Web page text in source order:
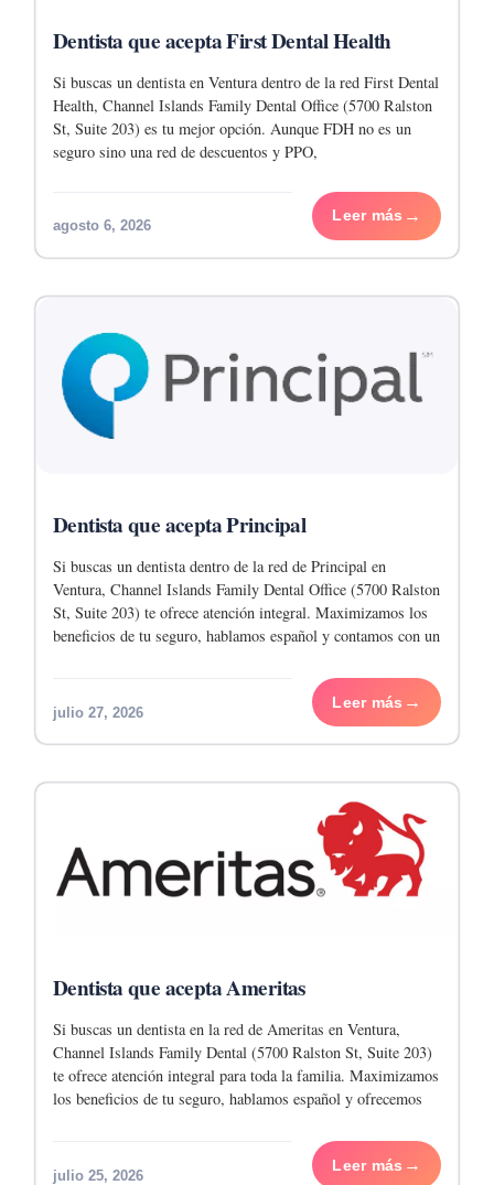
Dentista que acepta First Dental Health
agosto 6, 2026
Si buscas un dentista en Ventura dentro de la red First Dental
Health, Channel Islands Family Dental Office (5700 Ralston
St, Suite 203) es tu mejor opción. Aunque FDH no es un
seguro sino una red de descuentos y PPO,
Leer más
Dentista que acepta Principal
julio 27, 2026
Si buscas un dentista dentro de la red de Principal en
Ventura, Channel Islands Family Dental Office (5700 Ralston
St, Suite 203) te ofrece atención integral. Maximizamos los
beneficios de tu seguro, hablamos español y contamos con un
Leer más
Dentista que acepta Ameritas
julio 25, 2026
Si buscas un dentista en la red de Ameritas en Ventura,
Channel Islands Family Dental (5700 Ralston St, Suite 203)
te ofrece atención integral para toda la familia. Maximizamos
los beneficios de tu seguro, hablamos español y ofrecemos
Leer más